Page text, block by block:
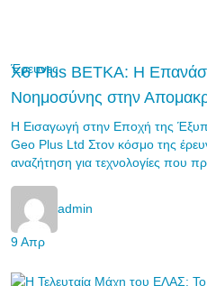
Έρευνες
X6 Plus ΒΕΤΚΑ: Η
Νοημοσύνης στην
Η Εισαγωγή στην Εποχή της
Geo Plus Ltd Στον κόσμο της
αναζήτηση για τεχνολογίες που
admin
9 Απρ